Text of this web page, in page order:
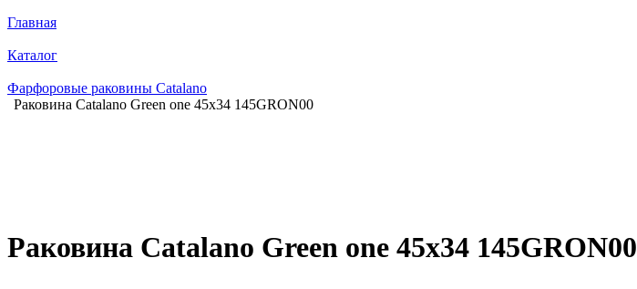
Главная
Каталог
Фарфоровые раковины Catalano
Раковина Catalano Green one 45x34 145GRON00
Раковина Catalano Green one 45x34 145GRON00